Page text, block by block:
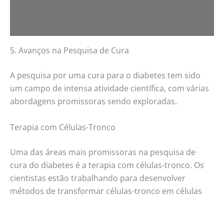
5. Avanços na Pesquisa de Cura
A pesquisa por uma cura para o diabetes tem sido
um campo de intensa atividade científica, com várias
abordagens promissoras sendo exploradas.
Terapia com Células-Tronco
Uma das áreas mais promissoras na pesquisa de
cura do diabetes é a terapia com células-tronco. Os
cientistas estão trabalhando para desenvolver
métodos de transformar células-tronco em células